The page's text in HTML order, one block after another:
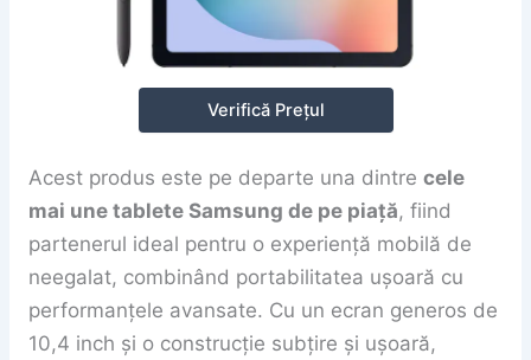
Verifică Prețul
Acest produs este pe departe una dintre cele
mai une tablete Samsung de pe piață, fiind
partenerul ideal pentru o experiență mobilă de
neegalat, combinând portabilitatea ușoară cu
performanțele avansate. Cu un ecran generos de
10,4 inch și o construcție subțire și ușoară,